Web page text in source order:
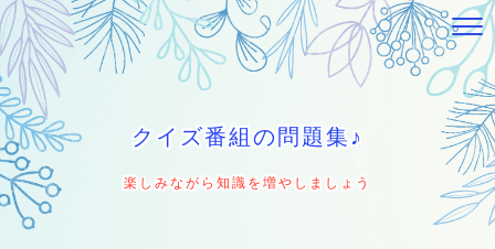
クイズ番組の問題集♪
楽しみながら知識を増やしましょう